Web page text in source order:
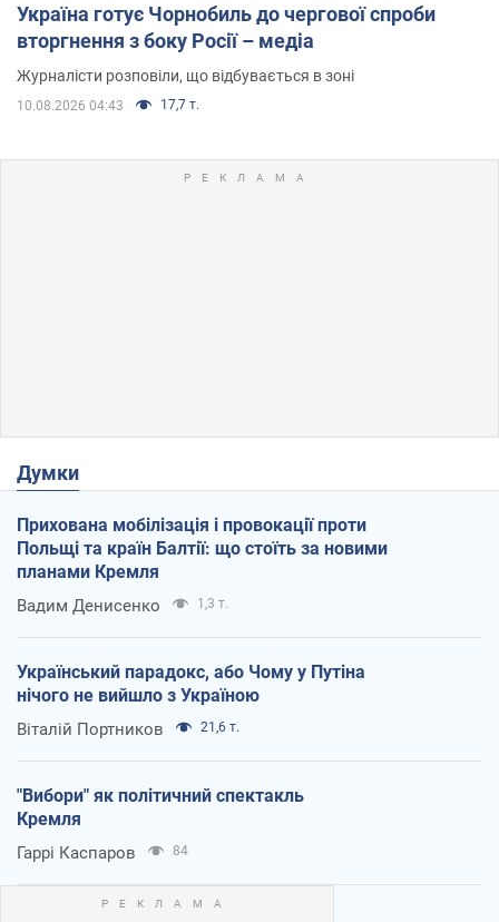
Україна готує Чорнобиль до чергової спроби
вторгнення з боку Росії – медіа
Журналісти розповіли, що відбувається в зоні
10.08.2026 04:43 17,7 т.
Думки
Прихована мобілізація і провокації проти
Польщі та країн Балтії: що стоїть за новими
планами Кремля
Вадим Денисенко 1,3 т.
Український парадокс, або Чому у Путіна
нічого не вийшло з Україною
Віталій Портников 21,6 т.
"Вибори" як політичний спектакль
Кремля
Гаррі Каспаров 84